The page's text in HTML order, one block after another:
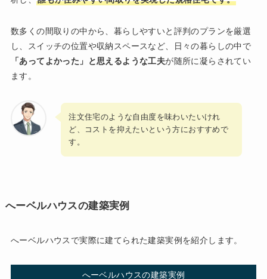
数多くの間取りの中から、暮らしやすいと評判のプランを厳選
し、スイッチの位置や収納スペースなど、日々の暮らしの中で
「あってよかった」と思えるような工夫が随所に凝らされてい
ます。
注文住宅のような自由度を味わいたいけれ
ど、コストを抑えたいという方におすすめで
す。
へーベルハウスの建築実例
へーベルハウスで実際に建てられた建築実例を紹介します。
へーベルハウスの建築実例